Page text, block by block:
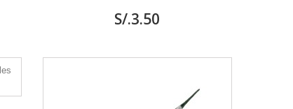
S/.3.50